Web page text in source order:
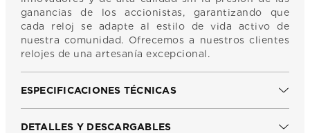
ganancias de los accionistas, garantizando que
cada reloj se adapte al estilo de vida activo de
nuestra comunidad. Ofrecemos a nuestros clientes
relojes de una artesanía excepcional.
ESPECIFICACIONES TÉCNICAS
DETALLES Y DESCARGABLES